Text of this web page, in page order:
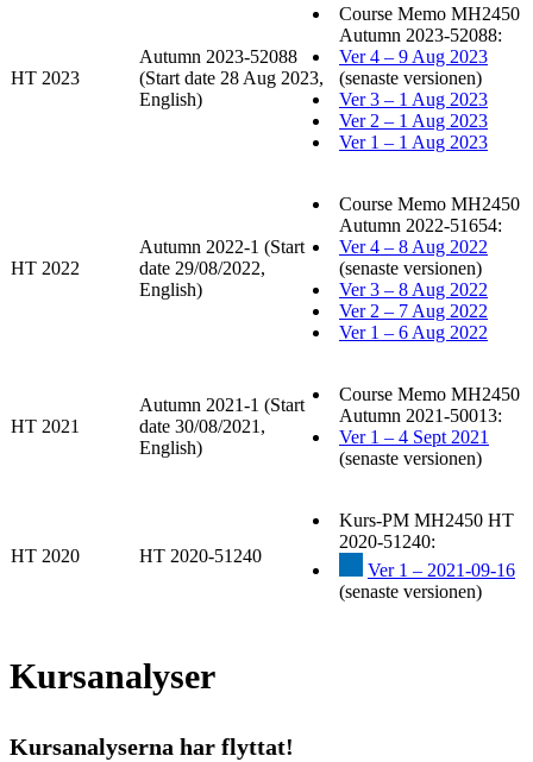
HT 2023
Autumn 2023-52088
(Start date 28 Aug 2023,
English)
Course Memo MH2450
Autumn 2023-52088:
Ver 4 – 9 Aug 2023
(senaste versionen)
Ver 3 – 1 Aug 2023
Ver 2 – 1 Aug 2023
Ver 1 – 1 Aug 2023
HT 2022
Autumn 2022-1 (Start
date 29/08/2022,
English)
Course Memo MH2450
Autumn 2022-51654:
Ver 4 – 8 Aug 2022
(senaste versionen)
Ver 3 – 8 Aug 2022
Ver 2 – 7 Aug 2022
Ver 1 – 6 Aug 2022
HT 2021
Autumn 2021-1 (Start
date 30/08/2021,
English)
Course Memo MH2450
Autumn 2021-50013:
Ver 1 – 4 Sept 2021
(senaste versionen)
HT 2020 HT 2020-51240
Kurs-PM MH2450 HT
2020-51240:
Ver 1 – 2021-09-16
(senaste versionen)
Kursanalyser
Kursanalyserna har flyttat!